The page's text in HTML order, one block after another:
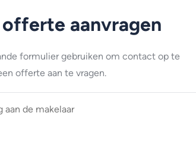
aanvragen
formulier gebruiken om contact op te
offerte aan te vragen.